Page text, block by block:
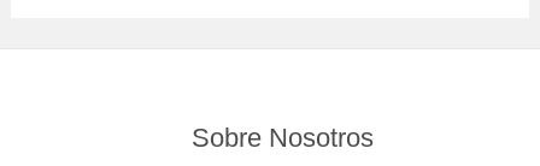
Sobre Nosotros